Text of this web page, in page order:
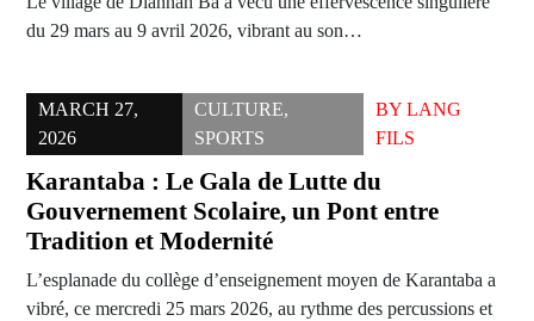
du 29 mars au 9 avril 2026, vibrant au son…
MARCH 27,
2026
CULTURE,
SPORTS
BY LANG
FILS
Karantaba : Le Gala de Lutte du
Gouvernement Scolaire, un Pont entre
Tradition et Modernité
L’esplanade du collège d’enseignement moyen de Karantaba a
vibré, ce mercredi 25 mars 2026, au rythme des percussions et